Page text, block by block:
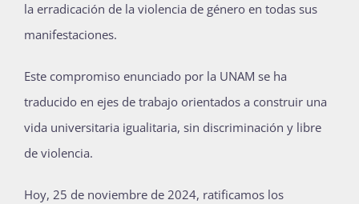
Publicaciones
la erradicación de la violencia de género en todas sus
manifestaciones.
Este compromiso enunciado por la UNAM se ha
traducido en ejes de trabajo orientados a construir una
vida universitaria igualitaria, sin discriminación y libre
de violencia.
Hoy, 25 de noviembre de 2024, ratificamos los